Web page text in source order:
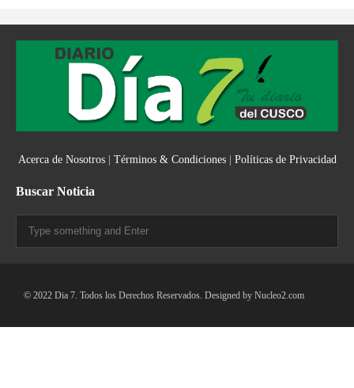
Acerca de Nosotros| Términos & Condiciones| Políticas de Privacidad
Buscar Noticia
© 2022 Dia 7. Todos los Derechos Reservados. Designed by Nucleo2.com